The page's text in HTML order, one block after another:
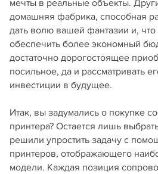
мечты в реальные объекты.
домашняя фабрика, способная
дать волю вашей фантазии и,
обеспечить более экономный
достаточно дорогостоящее
посильное, да и рассматривать
инвестиции в будущее.
Итак, вы задумались о покупке
принтера? Остается лишь
решили упростить задачу с
принтеров, отображающего
модели. Каждая позиция